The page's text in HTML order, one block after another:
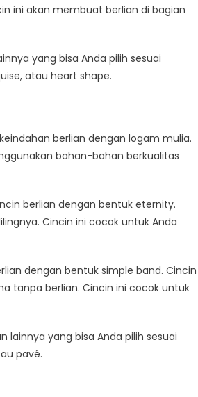
ini akan membuat berlian di bagian
yang bisa Anda pilih sesuai
atau heart shape.
berlian dengan logam mulia.
bahan-bahan berkualitas
berlian dengan bentuk eternity.
Cincin ini cocok untuk Anda
dengan bentuk simple band. Cincin
tanpa berlian. Cincin ini cocok untuk
lainnya yang bisa Anda pilih sesuai
pavé.